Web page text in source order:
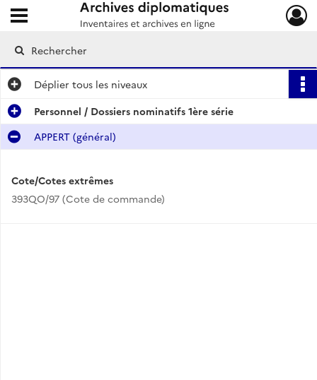
Archives diplomatiques
Ouvrir le menu déroulant
Déplier tous les niveaux
Personnel / Dossiers nominatifs 1ère série
APPERT (général)
Cote/Cotes extrêmes
393QO/97 (Cote de commande)